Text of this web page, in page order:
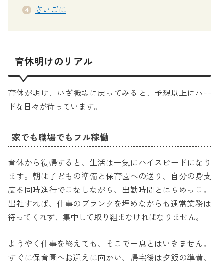
さいごに
育休明けのリアル
育休が明け、いざ職場に戻ってみると、予想以上にハー
ドな日々が待っています。
家でも職場でもフル稼働
育休から復帰すると、生活は一気にハイスピードになり
ます。朝は子どもの準備と保育園への送り、自分の身支
度を同時進行でこなしながら、出勤時間とにらめっこ。
出社すれば、仕事のブランクを埋めながらも通常業務は
待ってくれず、集中して取り組まなければなりません。
ようやく仕事を終えても、そこで一息とはいきません。
すぐに保育園へお迎えに向かい、帰宅後は夕飯の準備、